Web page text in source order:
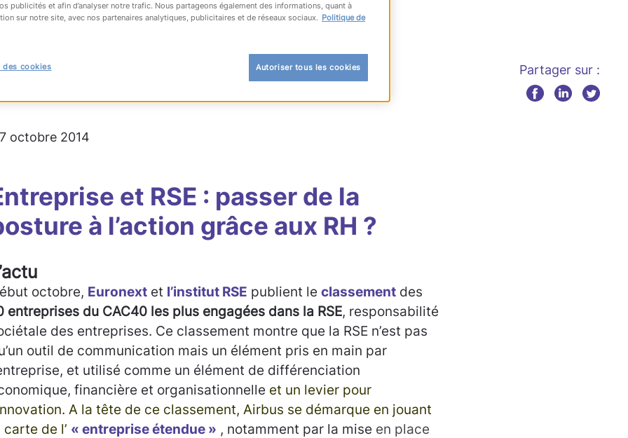
À LA LISTE
Partager sur :
octobre 2014
et RSE : passer de la
à l’action grâce aux RH ?
octobre, Euronext et l’institut RSE publient le classement des
entreprises du CAC40 les plus engagées dans la RSE, responsabilité
des entreprises. Ce classement montre que la RSE n’est pas
outil de communication mais un élément pris en main par
et utilisé comme un élément de différenciation
financière et organisationnelle et un levier pour
A la tête de ce classement, Airbus se démarque en jouant
carte de l’ « entreprise étendue » , notamment par la mise en place
publicités et afin d’analyser notre trafic. Nous partageons également des informations, quant à
sur notre site, avec nos partenaires analytiques, publicitaires et de réseaux sociaux. Politique de
Autoriser tous les cookies
des cookies